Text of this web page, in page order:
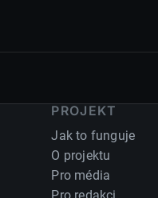
PROJEKT
Jak to funguje
O projektu
Pro média